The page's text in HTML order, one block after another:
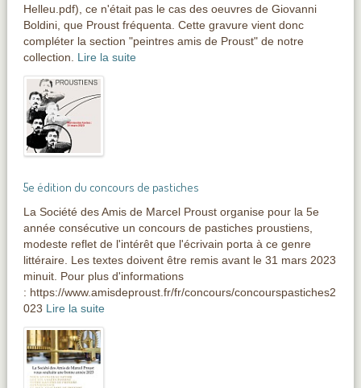
Helleu.pdf), ce n'était pas le cas des oeuvres de Giovanni
Boldini, que Proust fréquenta. Cette gravure vient donc
compléter la section "peintres amis de Proust" de notre
collection. Lire la suite
5e édition du concours de pastiches
La Société des Amis de Marcel Proust organise pour la 5e
année consécutive un concours de pastiches proustiens,
modeste reflet de l'intérêt que l'écrivain porta à ce genre
littéraire. Les textes doivent être remis avant le 31 mars 2023
minuit. Pour plus d'informations
: https://www.amisdeproust.fr/fr/concours/concourspastiches2
023 Lire la suite